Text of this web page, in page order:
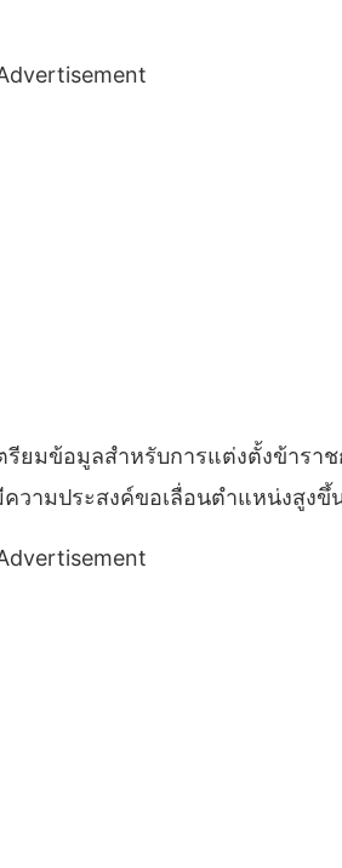
ยมข้อมูลสำหรับการแต่งตั้งข้ารา
ามประสงค์ขอเลื่อนตำแหน่งสูง